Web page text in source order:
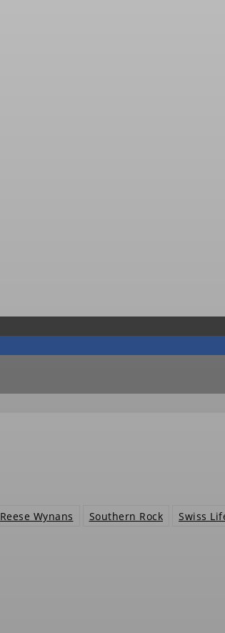
Reese Wynans Southern Rock Swiss